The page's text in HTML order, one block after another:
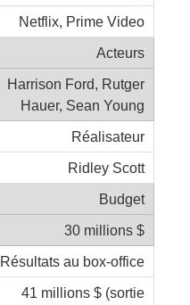
Netflix, Prime Video
Acteurs
Harrison Ford, Rutger
Hauer, Sean Young
Réalisateur
Ridley Scott
Budget
30 millions $
Résultats au box-office
41 millions $ (sortie